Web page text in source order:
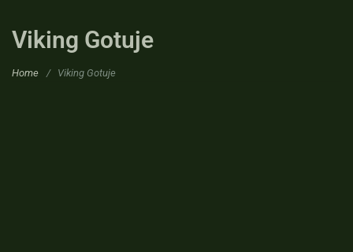
Viking Gotuje
Home / Viking Gotuje